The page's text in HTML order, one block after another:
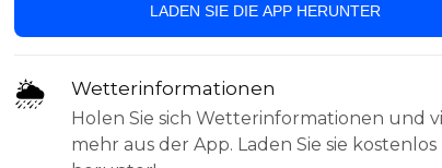
LADEN SIE DIE APP HERUNTER
🌦 Wetterinformationen
Holen Sie sich Wetterinformationen und
mehr aus der App. Laden Sie sie kostenlos